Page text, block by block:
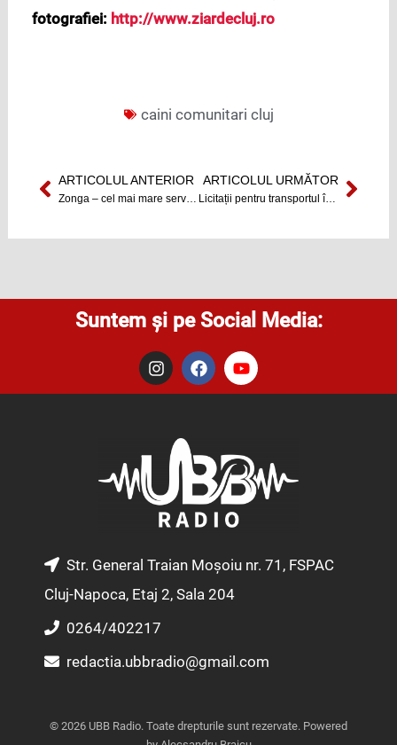
fotografiei: http://www.ziardecluj.ro
caini comunitari cluj
Prev
ARTICOLUL ANTERIOR ARTICOLUL URMĂTOR
Licitații pentru transportul în comun din Cluj-Napoca Next
Suntem și pe Social Media:
I
n
s
m
F
a
c
o
k
Y
o
u
e
Str. General Traian Moșoiu nr. 71, FSPAC
Cluj-Napoca, Etaj 2, Sala 204
0264/402217
redactia.ubbradio@gmail.com
© 2026 UBB Radio. Toate drepturile sunt rezervate. Powered